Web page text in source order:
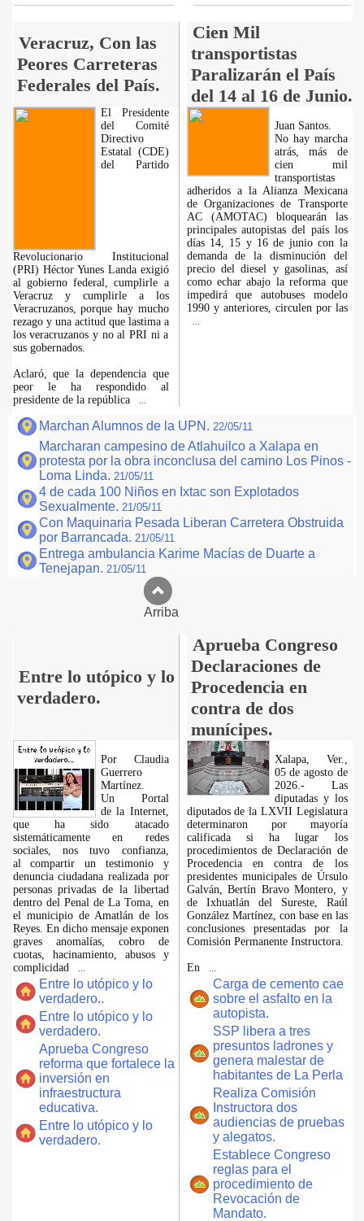
Veracruz, Con las
Peores Carreteras
Federales del País.
Cien Mil
transportistas
Paralizarán el País
del 14 al 16 de Junio.
El Presidente
del Comité
Directivo
Estatal (CDE)
del Partido
Revolucionario Institucional
(PRI) Héctor Yunes Landa exigió
al gobierno federal, cumplirle a
Veracruz y cumplirle a los
Veracruzanos, porque hay mucho
rezago y una actitud que lastima a
los veracruzanos y no al PRI ni a
sus gobernados.
Aclaró, que la dependencia que
peor le ha respondido al
presidente de la república
Juan Santos.
No hay marcha
atrás, más de
cien mil
transportistas
adheridos a la Alianza Mexicana
de Organizaciones de Transporte
AC (AMOTAC) bloquearán las
principales autopistas del país los
días 14, 15 y 16 de junio con la
demanda de la disminución del
precio del diesel y gasolinas, así
como echar abajo la reforma que
impedirá que autobuses modelo
1990 y anteriores, circulen por las
Marchan Alumnos de la UPN. 22/05/11
Marcharan campesino de Atlahuilco a Xalapa en
protesta por la obra inconclusa del camino Los Pinos -
Loma Linda. 21/05/11
4 de cada 100 Niños en Ixtac son Explotados
Sexualmente. 21/05/11
Con Maquinaria Pesada Liberan Carretera Obstruida
por Barrancada. 21/05/11
Entrega ambulancia Karime Macías de Duarte a
Tenejapan. 21/05/11
Arriba
Entre lo utópico y lo
verdadero.
Aprueba Congreso
Declaraciones de
Procedencia en
contra de dos
munícipes.
Por Claudia
Guerrero
Martínez.
​Un Portal
de la Internet,
que ha sido atacado
sistemáticamente en redes
sociales, nos tuvo confianza,
al compartir un testimonio y
denuncia ciudadana realizada por
personas privadas de la libertad
dentro del Penal de La Toma, en
el municipio de Amatlán de los
Reyes. En dicho mensaje exponen
graves anomalías, cobro de
cuotas, hacinamiento, abusos y
complicidad
Entre lo utópico y lo
verdadero..
Entre lo utópico y lo
verdadero.
Aprueba Congreso
reforma que fortalece la
inversión en
infraestructura
educativa.
Entre lo utópico y lo
verdadero.
Xalapa, Ver.,
05 de agosto de
2026.- Las
diputadas y los
diputados de la LXVII Legislatura
determinaron por mayoría
calificada si ha lugar los
procedimientos de Declaración de
Procedencia en contra de los
presidentes municipales de Úrsulo
Galván, Bertín Bravo Montero, y
de Ixhuatlán del Sureste, Raúl
González Martínez, con base en las
conclusiones presentadas por la
Comisión Permanente Instructora.
En
Carga de cemento cae
sobre el asfalto en la
autopista.
SSP libera a tres
presuntos ladrones y
genera malestar de
habitantes de La Perla
Realiza Comisión
Instructora dos
audiencias de pruebas
y alegatos.
Establece Congreso
reglas para el
procedimiento de
Revocación de
Mandato.